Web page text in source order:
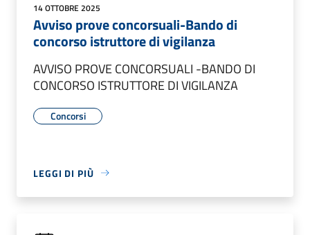
14 OTTOBRE 2025
Avviso prove concorsuali-Bando di
concorso istruttore di vigilanza
AVVISO PROVE CONCORSUALI -BANDO DI
CONCORSO ISTRUTTORE DI VIGILANZA
Concorsi
LEGGI DI PIÙ